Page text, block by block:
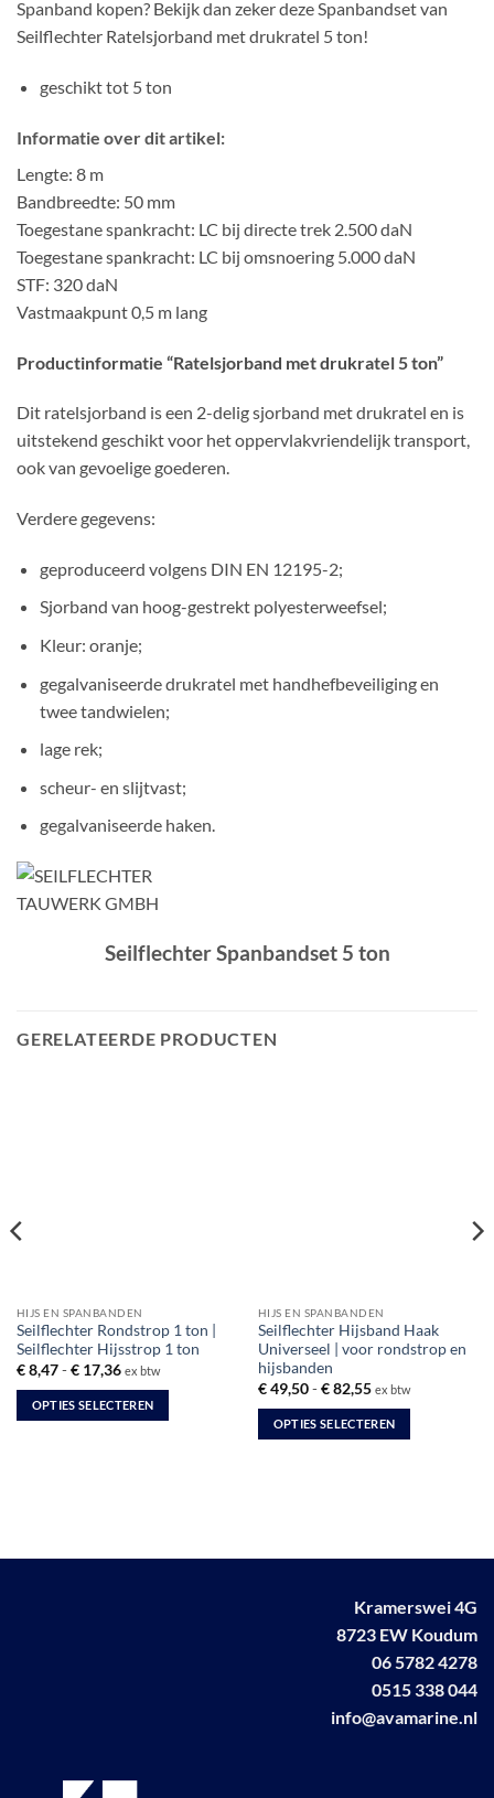
Spanband kopen? Bekijk dan zeker deze Spanbandset van
Seilflechter Ratelsjorband met drukratel 5 ton!
geschikt tot 5 ton
Informatie over dit artikel:
Lengte: 8 m
Bandbreedte: 50 mm
Toegestane spankracht: LC bij directe trek 2.500 daN
Toegestane spankracht: LC bij omsnoering 5.000 daN
STF: 320 daN
Vastmaakpunt 0,5 m lang
Productinformatie “Ratelsjorband met drukratel 5 ton”
Dit ratelsjorband is een 2-delig sjorband met drukratel en is
uitstekend geschikt voor het oppervlakvriendelijk transport,
ook van gevoelige goederen.
Verdere gegevens:
geproduceerd volgens DIN EN 12195-2;
Sjorband van hoog-gestrekt polyesterweefsel;
Kleur: oranje;
gegalvaniseerde drukratel met handhefbeveiliging en
twee tandwielen;
lage rek;
scheur- en slijtvast;
gegalvaniseerde haken.
Seilflechter Spanbandset 5 ton
GERELATEERDE PRODUCTEN
HIJS EN SPANBANDEN
Seilflechter Rondstrop 1 ton |
Seilflechter Hijsstrop 1 ton
€8,47 - €17,36Prijsklasse:
tot
€ 17,36
ex btw
OPTIES SELECTEREN
HIJS EN SPANBANDEN
Seilflechter Hijsband Haak
Universeel | voor rondstrop en
hijsbanden
€49,50 - €82,55Prijsklasse:
tot
€ 82,55
ex btw
OPTIES SELECTEREN
Deze
productpagina
Kramerswei 4G
8723 EW Koudum
06 5782 4278
0515 338 044
info@avamarine.nl